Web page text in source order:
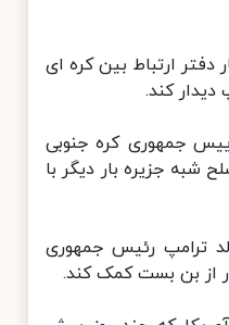
ارتباط بین کره ای
کند.
جمهوری کره جنوبی
جزیره بار دیگر با
ترامپ رئیس جمهوری
از بن بست کمک کند.